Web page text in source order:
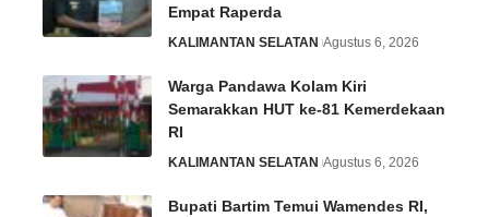
Empat Raperda
KALIMANTAN SELATAN Agustus 6, 2026
Warga Pandawa Kolam Kiri
Semarakkan HUT ke-81 Kemerdekaan
RI
KALIMANTAN SELATAN Agustus 6, 2026
Bupati Bartim Temui Wamendes RI,